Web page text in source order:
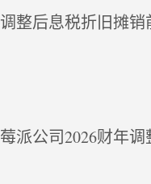
整后息税折旧摊销
派公司2026财年调